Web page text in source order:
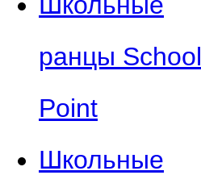
ранцы School
Point
Школьные